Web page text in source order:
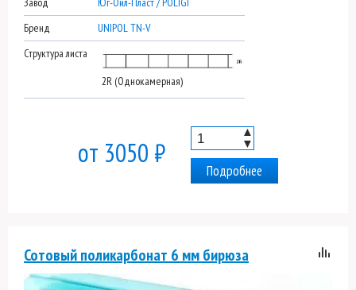
Бренд
UNIPOL TN-V
Структура листа
2R (Однокамерная)
от 3050 ₽
▲
▼
Подробнее
Сотовый поликарбонат 6 мм бирюза